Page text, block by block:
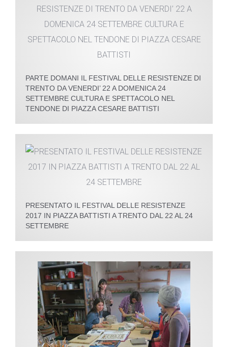
PARTE DOMANI IL FESTIVAL DELLE RESISTENZE DI
TRENTO DA VENERDI’ 22 A DOMENICA 24
SETTEMBRE CULTURA E SPETTACOLO NEL
TENDONE DI PIAZZA CESARE BATTISTI
PRESENTATO IL FESTIVAL DELLE RESISTENZE
2017 IN PIAZZA BATTISTI A TRENTO DAL 22 AL 24
SETTEMBRE